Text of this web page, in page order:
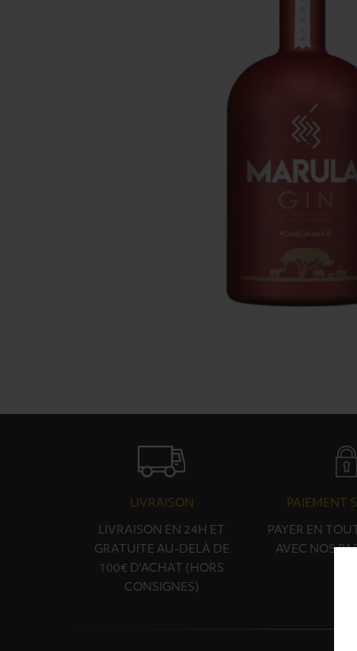
LIVRAISON
LIVRAISON EN 24H ET
GRATUITE AU-DELÀ DE
100€ D'ACHAT (HORS
CONSIGNES)
PAIEMENT
PAYER EN
AVEC NOS